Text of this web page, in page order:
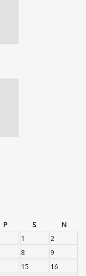
P S
N
1
2
8
9
15
16